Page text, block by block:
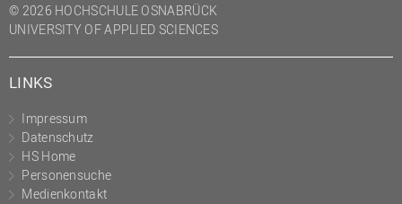
© 2026 HOCHSCHULE OSNABRÜCK
UNIVERSITY OF APPLIED SCIENCES
LINKS
Impressum
Datenschutz
HS Home
Personensuche
Medienkontakt